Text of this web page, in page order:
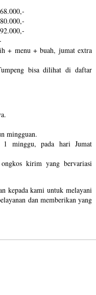
+ menu + buah, jumat extra
bisa dilihat di daftar
mingguan.
1 minggu, pada hari Jumat
kirim yang bervariasi
kepada kami untuk melayani
dan memberikan yang